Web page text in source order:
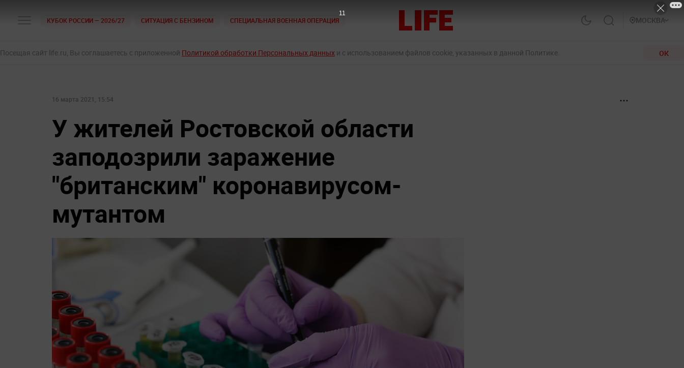
КУБОК РОССИИ — 2026/27 СИТУАЦИЯ С БЕНЗИНОМ СПЕЦИАЛЬНАЯ ВОЕННАЯ ОПЕРАЦИЯ МОСКВА
Посещая сайт life.ru, Вы соглашаетесь с приложенной Политикой обработки Персональных данных и с использованием файлов cookie, указанных в данной Политике. ОК
16 марта 2021, 15:54
У жителей Ростовской области
заподозрили заражение
"британским" коронавирусом-
мутантом
10